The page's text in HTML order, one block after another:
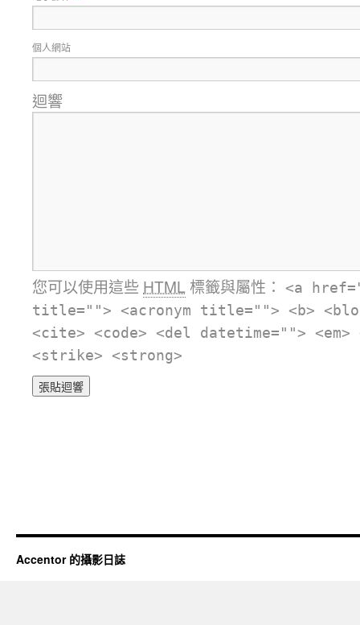
個人網站
迴響
您可以使用這些 HTML 標籤與屬性：
<a
title=""> <acronym title=""> <b>
<cite> <code> <del datetime="">
<strike> <strong>
Accentor 的攝影日誌